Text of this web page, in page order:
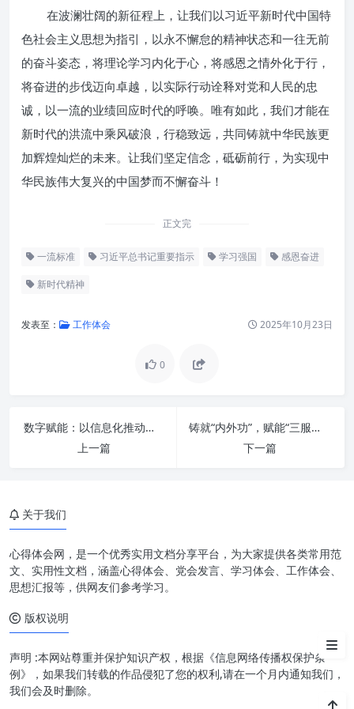
在波澜壮阔的新征程上，让我们以习近平新时代中国特
色社会主义思想为指引，以永不懈怠的精神状态和一往无前
的奋斗姿态，将理论学习内化于心，将感恩之情外化于行，
将奋进的步伐迈向卓越，以实际行动诠释对党和人民的忠
诚，以一流的业绩回应时代的呼唤。唯有如此，我们才能在
新时代的洪流中乘风破浪，行稳致远，共同铸就中华民族更
加辉煌灿烂的未来。让我们坚定信念，砥砺前行，为实现中
华民族伟大复兴的中国梦而不懈奋斗！
正文完
一流标准 习近平总书记重要指示 学习强国 感恩奋进
新时代精神
发表至： 工作体会 2025年10月23日
0
数字赋能：以信息化推动办公厅主动作为，服务大局，迈向现代化
上一篇
铸就“内外功”，赋能“三服务”：全面提升新时代办公室工作水平
下一篇
思想之旗引航向：深刻领会习近
平总书记重要指示的时代内涵
化为实干担当
一流标准定航向：追求卓越，勇
关于我们
心得体会网，是一个优秀实用文档分享平台，为大家提供各类常用范
文、实用性文档，涵盖心得体会、党会发言、学习体会、工作体会、
思想汇报等，供网友们参考学习。
版权说明
声明 :本网站尊重并保护知识产权，根据《信息网络传播权保护条
例》，如果我们转载的作品侵犯了您的权利,请在一个月内通知我们，
我们会及时删除。